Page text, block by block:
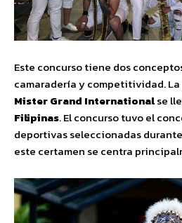
Este concurso tiene dos
camaradería y competitividad.
Mister Grand Internationalse
Filipinas. El concurso tuvo el
deportivas seleccionadas
este certamen se centra